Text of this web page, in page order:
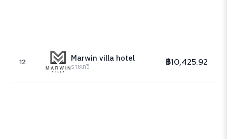
12 Marwin villa hotel
ราชเทวี ฿10,425.92